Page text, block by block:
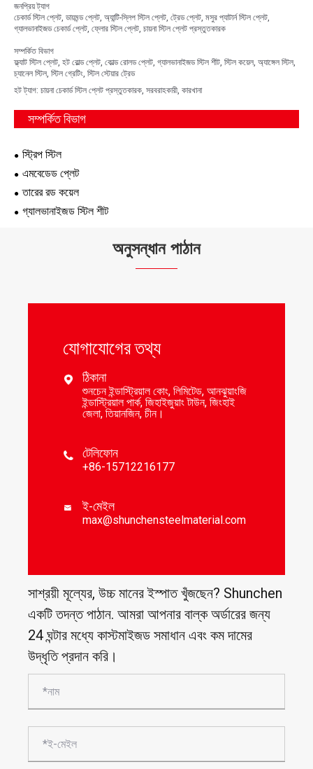
জনপ্রিয় ট্যাগ
চেকার্ড স্টিল প্লেট, ডায়মন্ড প্লেট, অ্যান্টি-স্লিপ স্টিল প্লেট, ট্রেড প্লেট, মসুর প্যাটার্ন স্টিল প্লেট,
গ্যালভানাইজড চেকার্ড প্লেট, ফ্লোর স্টিল প্লেট, চায়না স্টিল প্লেট প্রস্তুতকারক
সম্পর্কিত বিভাগ
ফ্ল্যাট স্টিল প্লেট, হট রোল্ড প্লেট, কোল্ড রোলড প্লেট, গ্যালভানাইজড স্টিল শীট, স্টিল কয়েল, অ্যাঙ্গেল স্টিল,
চ্যানেল স্টিল, স্টিল গ্রেটিং, স্টিল স্টেয়ার ট্রেড
হট ট্যাগ: চায়না চেকার্ড স্টিল প্লেট প্রস্তুতকারক, সরবরাহকারী, কারখানা
সম্পর্কিত বিভাগ
স্ট্রিপ স্টিল
এমবেডেড প্লেট
তারের রড কয়েল
গ্যালভানাইজড স্টিল শীট
অনুসন্ধান পাঠান
যোগাযোগের তথ্য
 ঠিকানা
শুনচেন ইন্ডাস্ট্রিয়াল কোং, লিমিটেড, আনঝুয়াংজি
ইন্ডাস্ট্রিয়াল পার্ক, জিহাইজুয়াং টাউন, জিংহাই
জেলা, তিয়ানজিন, চীন।
 টেলিফোন
+86-15712216177
 ই-মেইল
max@shunchensteelmaterial.com
সাশ্রয়ী মূল্যের, উচ্চ মানের ইস্পাত খুঁজছেন? Shunchen
একটি তদন্ত পাঠান. আমরা আপনার বাল্ক অর্ডারের জন্য
24 ঘন্টার মধ্যে কাস্টমাইজড সমাধান এবং কম দামের
উদ্ধৃতি প্রদান করি।